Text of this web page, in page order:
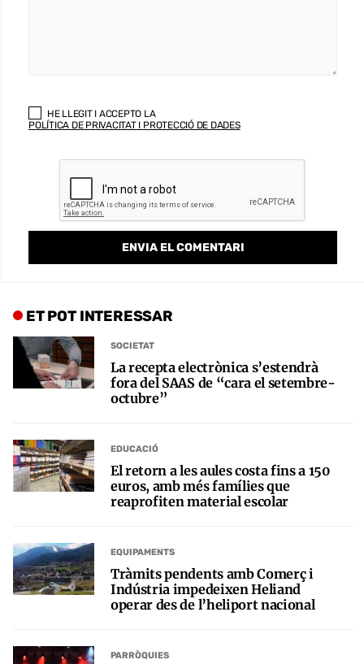
HE LLEGIT I ACCEPTO LA
POLÍTICA DE PRIVACITAT I PROTECCIÓ DE DADES
ET POT INTERESSAR
SOCIETAT
La recepta electrònica s’estendrà
fora del SAAS de “cara el setembre-
octubre”
EDUCACIÓ
El retorn a les aules costa fins a 150
euros, amb més famílies que
reaprofiten material escolar
EQUIPAMENTS
Tràmits pendents amb Comerç i
Indústria impedeixen Heliand
operar des de l’heliport nacional
PARRÒQUIES